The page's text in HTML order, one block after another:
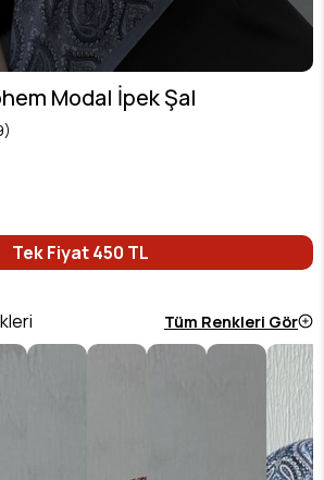
Modal İpek Şal
Tek Fiyat 450 TL
Tüm Renkleri Gör